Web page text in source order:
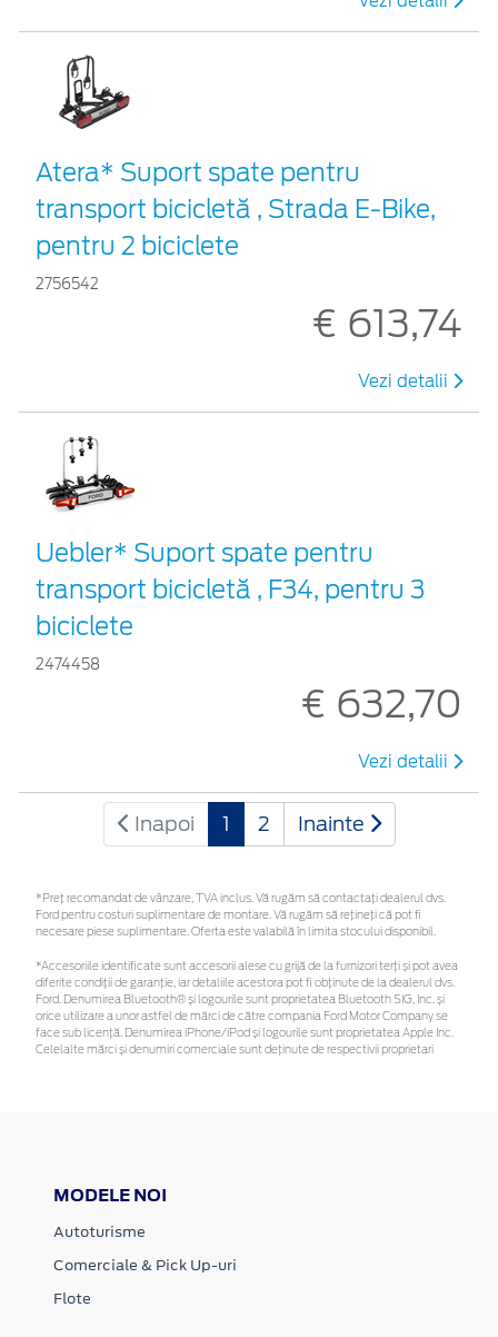
Atera* Suport spate pentru
transport bicicletă , Strada E-Bike,
pentru 2 biciclete
2756542
€ 613,74
Vezi detalii
Uebler* Suport spate pentru
transport bicicletă , F34, pentru 3
biciclete
2474458
€ 632,70
Vezi detalii
Inapoi 1 2 Inainte
*Preţ recomandat de vânzare, TVA inclus. Vă rugăm să contactaţi dealerul dvs.
Ford pentru costuri suplimentare de montare. Vă rugăm să rețineți că pot fi
necesare piese suplimentare. Oferta este valabilă în limita stocului disponibil.
*Accesoriile identificate sunt accesorii alese cu grijă de la furnizori terți și pot avea
diferite condiții de garanție, iar detaliile acestora pot fi obținute de la dealerul dvs.
Ford. Denumirea Bluetooth® și logourile sunt proprietatea Bluetooth SIG, Inc. și
orice utilizare a unor astfel de mărci de către compania Ford Motor Company se
face sub licență. Denumirea iPhone/iPod și logourile sunt proprietatea Apple Inc.
Celelalte mărci și denumiri comerciale sunt deținute de respectivii proprietari
MODELE NOI
Autoturisme
Comerciale & Pick Up-uri
Flote